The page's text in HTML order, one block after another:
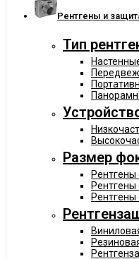
Рентгены и
Тип
Размер